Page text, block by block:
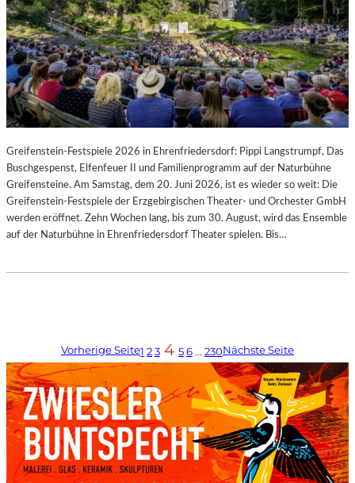
Greifenstein-Festspiele 2026 in Ehrenfriedersdorf: Pippi Langstrumpf, Das
Buschgespenst, Elfenfeuer II und Familienprogramm auf der Naturbühne
Greifensteine. Am Samstag, dem 20. Juni 2026, ist es wieder so weit: Die
Greifenstein-Festspiele der Erzgebirgischen Theater- und Orchester GmbH
werden eröffnet. Zehn Wochen lang, bis zum 30. August, wird das Ensemble
auf der Naturbühne in Ehrenfriedersdorf Theater spielen. Bis…
Vorherige Seite1 23 4 56… 230Nächste Seite